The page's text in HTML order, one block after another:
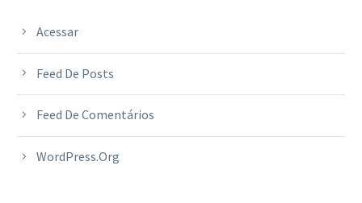
Acessar
Feed De Posts
Feed De Comentários
WordPress.org